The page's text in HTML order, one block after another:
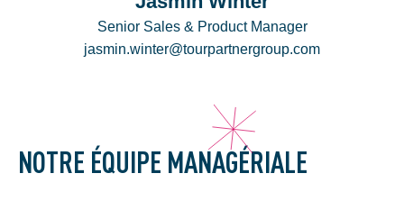
Senior Sales & Product Manager
jasmin.winter@tourpartnergroup.com
NOTRE ÉQUIPE MANAGÉRIALE